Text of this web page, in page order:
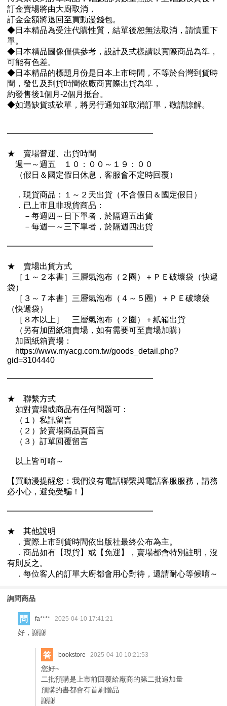
詢問商品
問 fa**** 2025-04-10 17:41:21
好，謝謝
答 bookstore 2025-04-10 10:21:53
您好~
二批預購是上市前回覆給廠商的第二批追加量
預購的書都會有首刷贈品
謝謝